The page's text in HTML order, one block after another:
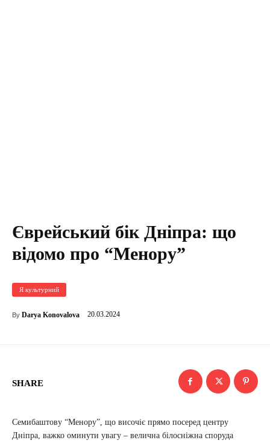
Єврейський бік Дніпра: що
відомо про “Менору”
Я культурний
By Darya Konovalova 20.03.2024
SHARE
Семибаштову “Менору”, що височіє прямо посеред центру
Дніпра, важко оминути увагу – велична білосніжна споруда